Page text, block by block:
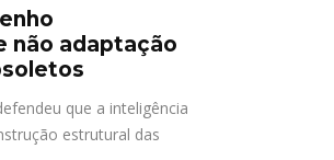
não adaptação
que a inteligência
estrutural das